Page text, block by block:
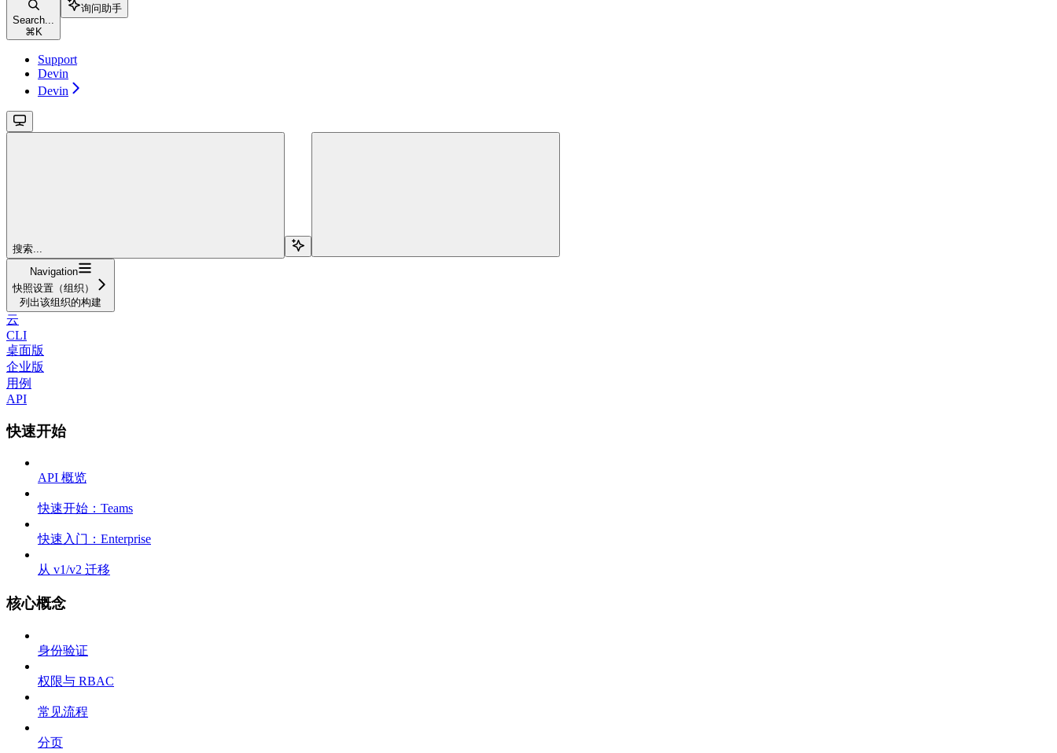
Search...
⌘ K
询问助手
Support
Devin
Devin
搜索...
Navigation
快照设置（组织）
列出该组织的构建
云
CLI
桌面版
企业版
用例
API
快速开始
API 概览
快速开始：Teams
快速入门：Enterprise
从 v1/v2 迁移
核心概念
身份验证
权限与 RBAC
常见流程
分页